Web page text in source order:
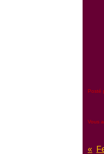
Posté
Vous